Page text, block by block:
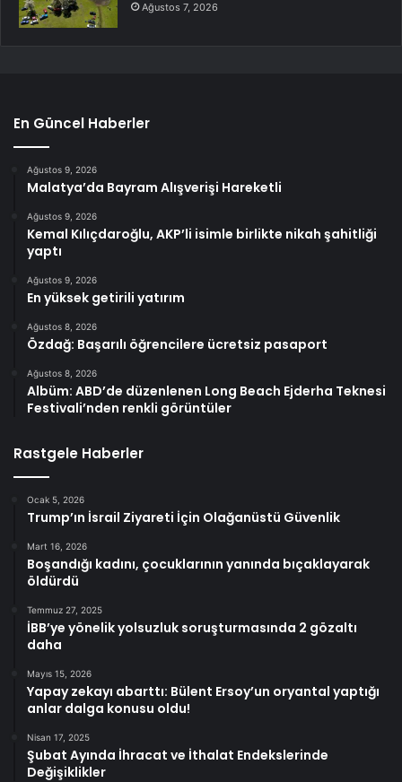
Ağustos 7, 2026
En Güncel Haberler
Ağustos 9, 2026
Malatya’da Bayram Alışverişi Hareketli
Ağustos 9, 2026
Kemal Kılıçdaroğlu, AKP’li isimle birlikte nikah şahitliği
yaptı
Ağustos 9, 2026
En yüksek getirili yatırım
Ağustos 8, 2026
Özdağ: Başarılı öğrencilere ücretsiz pasaport
Ağustos 8, 2026
Albüm: ABD’de düzenlenen Long Beach Ejderha Teknesi
Festivali’nden renkli görüntüler
Rastgele Haberler
Ocak 5, 2026
Trump’ın İsrail Ziyareti İçin Olağanüstü Güvenlik
Mart 16, 2026
Boşandığı kadını, çocuklarının yanında bıçaklayarak
öldürdü
Temmuz 27, 2025
İBB’ye yönelik yolsuzluk soruşturmasında 2 gözaltı
daha
Mayıs 15, 2026
Yapay zekayı abarttı: Bülent Ersoy’un oryantal yaptığı
anlar dalga konusu oldu!
Nisan 17, 2025
Şubat Ayında İhracat ve İthalat Endekslerinde
Değişiklikler